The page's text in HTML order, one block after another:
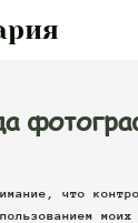
что